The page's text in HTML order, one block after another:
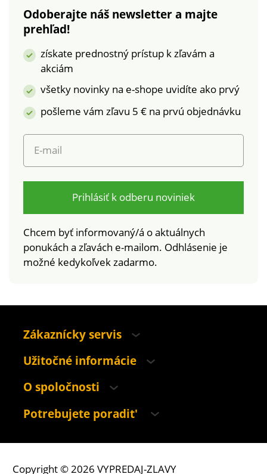
Odoberajte náš newsletter a majte
prehľad!
získate prednostný prístup k zľavám a
akciám
všetky novinky na e-shope uvidíte ako prvý
pošleme vám zľavu 5 € na prvú objednávku
E-mail
Prihlásiť k odberu noviniek
Chcem byť informovaný/á o aktuálnych
ponukách a zľavách e-mailom. Odhlásenie je
možné kedykoľvek zadarmo.
Zákaznícky servis
Užitočné informácie
O spoločnosti
Potrebujete poradit'
Copyright © 2026 VYPREDAJ-ZLAVY